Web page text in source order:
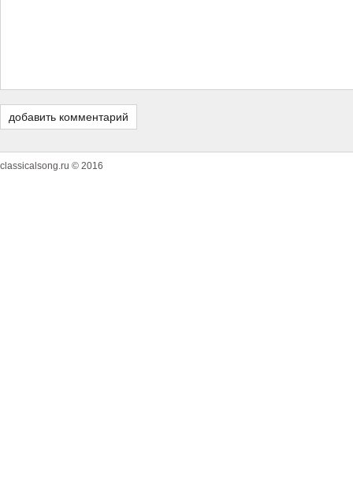
classicalsong.ru © 2016